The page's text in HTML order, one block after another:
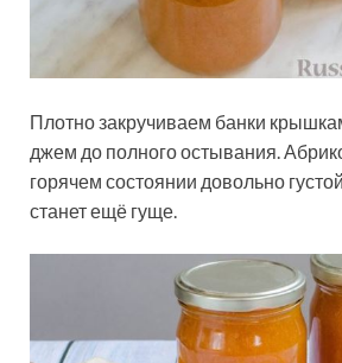
Плотно закручиваем банки
джем до полного остывания.
горячем состоянии довольно
станет ещё гуще.